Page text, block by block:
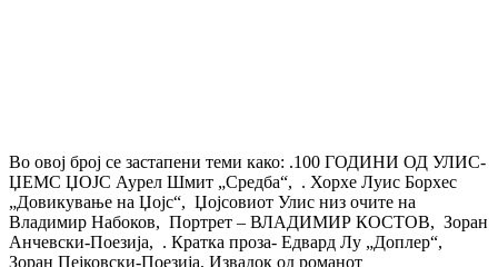
Во овој број се застапени теми како: .100 ГОДИНИ ОД УЛИС-
ЏЕМС ЏОЈС Аурел Шмит „Средба“, . Хорхе Луис Борхес
„Довикување на Џојс“, Џојсовиот Улис низ очите на
Владимир Набоков, Портрет – ВЛАДИМИР КОСТОВ, Зоран
Анчевски-Поезија, . Кратка проза- Едвард Лу „Доплер“,
Зоран Пејковски-Поезија, Извадок од романот